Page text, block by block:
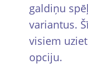
galdiņu
variantus.
visiem
opciju.